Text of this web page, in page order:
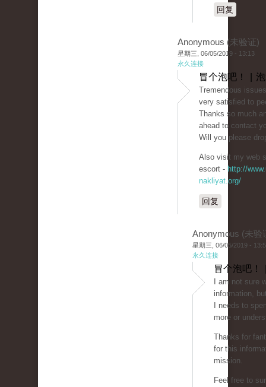
回复
Anonymous (未验证)
星期三, 06/05/2019 - 13:13
永久连接
冒个泡吧！ |
Tremendous
very satisfied to
Thanks so much
ahead to contact
Will you please
Also visit my web
escort - http://
nakliyat.org/
回复
Anonymous (未验
星期三, 06/05/2019 -
永久连接
冒个泡吧！
I am not sure
information,
I needs to
more or
Thanks for
for this
mission.
Feel free to